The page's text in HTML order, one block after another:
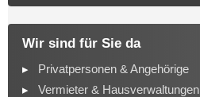
Wir sind für Sie da
Privatpersonen & Angehörige
Vermieter & Hausverwaltungen